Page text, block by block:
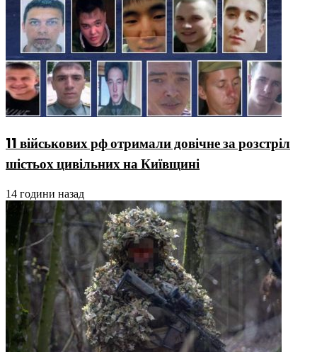
11 військових рф отримали довічне за розстріл
шістьох цивільних на Київщині
14 години назад